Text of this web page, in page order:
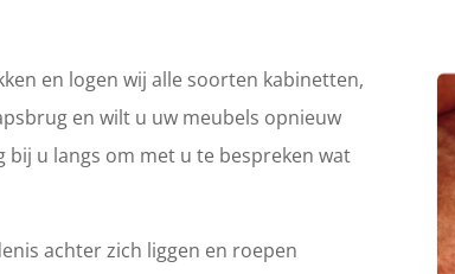
en logen wij alle soorten kabinetten,
en wilt u uw meubels opnieuw
u langs om met u te bespreken wat
achter zich liggen en roepen